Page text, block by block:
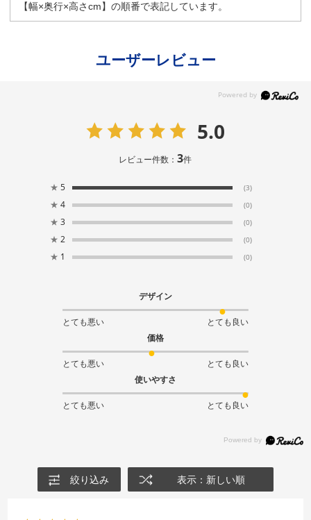
【幅×奥行×高さcm】の順番で表記しています。
ユーザーレビュー
5.0
レビュー件数：3件
★ 5 (3)
★ 4 (0)
★ 3 (0)
★ 2 (0)
★ 1 (0)
デザイン
とても悪い
とても良い
価格
とても悪い
とても良い
使いやすさ
とても悪い とても良い
絞り込み 表示：新しい順